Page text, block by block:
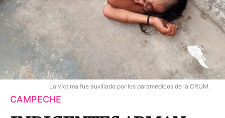
La víctima fue auxiliado por los paramédicos de la CRUM.
CAMPECHE